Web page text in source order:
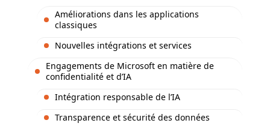
Améliorations dans les applications
classiques
Nouvelles intégrations et services
Engagements de Microsoft en matière de
confidentialité et d’IA
Intégration responsable de l’IA
Transparence et sécurité des données